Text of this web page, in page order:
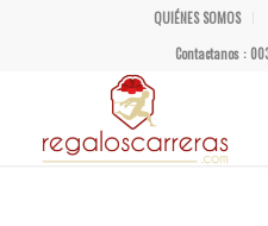
QUIÉNES SOMOS
Contactanos :